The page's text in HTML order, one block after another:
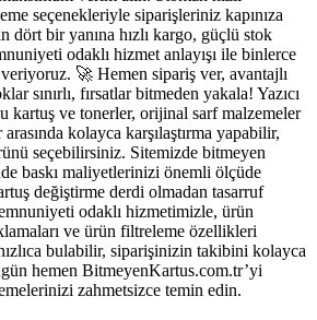
seçenekleriyle siparişleriniz kapınıza
dört bir yanına hızlı kargo, güçlü stok
odaklı hizmet anlayışı ile binlerce
🚀 Hemen sipariş ver, avantajlı
sınırlı, fırsatlar bitmeden yakala! Yazıcı
kartuş ve tonerler, orijinal sarf malzemeler
kolayca karşılaştırma yapabilir,
seçebilirsiniz. Sitemizde bitmeyen
baskı maliyetlerinizi önemli ölçüde
değiştirme derdi olmadan tasarruf
odaklı hizmetimizle, ürün
ve ürün filtreleme özellikleri
bulabilir, siparişinizin takibini kolayca
hemen BitmeyenKartus.com.tr’yi
zahmetsizce temin edin.